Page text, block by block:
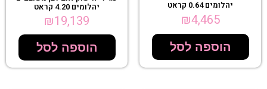
יהלומים 0.64 קראט
₪4,465
הוספה לסל
יהלומים 4.20 קראט
₪19,139
הוספה לסל